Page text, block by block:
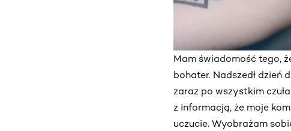
Mam świadomość tego,
bohater. Nadszedł dzień
zaraz po wszystkim
z informacją, że moje
uczucie. Wyobrażam